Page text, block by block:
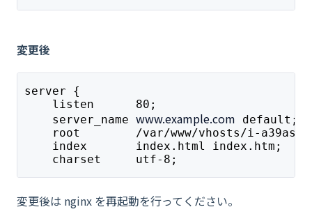
変更後
server {
listen      80;
server_name www.example.com default;
root        /var/www/vhosts/i-
index       index.html index.htm;
charset     utf-8;
変更後は nginx を再起動を行ってください。